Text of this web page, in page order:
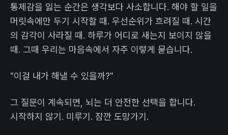
통제감을 잃는 순간은 생각보다 사소합니다. 해야 할 일을
머릿속에만 두기 시작할 때. 우선순위가 흐려질 때. 시간
의 감각이 사라질 때. 하루가 어디로 새는지 보이지 않을
때. 그때 우리는 마음속에서 자주 이렇게 묻습니다.
"이걸 내가 해낼 수 있을까?"
그 질문이 계속되면, 뇌는 더 안전한 선택을 합니다.
시작하지 않기. 미루기. 잠깐 도망가기.